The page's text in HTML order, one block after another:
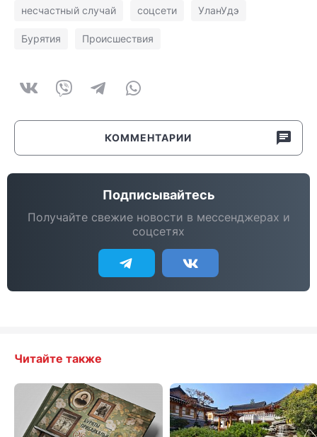
несчастный случай соцсети УланУдэ
Бурятия Происшествия
КОММЕНТАРИИ
Подписывайтесь
Получайте свежие новости в мессенджерах и
соцсетях
Читайте также